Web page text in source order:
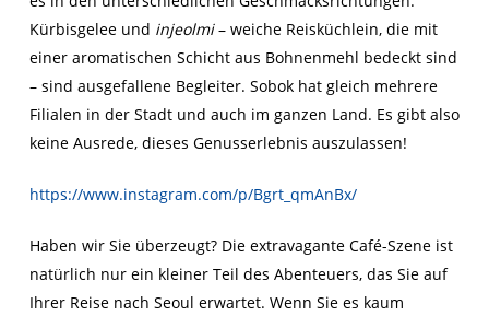
Kürbisgelee und injeolmi– weiche Reisküchlein, die mit
einer aromatischen Schicht aus Bohnenmehl bedeckt sind
– sind ausgefallene Begleiter. Sobok hat gleich mehrere
Filialen in der Stadt und auch im ganzen Land. Es gibt also
keine Ausrede, dieses Genusserlebnis auszulassen!
https://www.instagram.com/p/Bgrt_qmAnBx/
Haben wir Sie überzeugt? Die extravagante Café-Szene ist
natürlich nur ein kleiner Teil des Abenteuers, das Sie auf
Ihrer Reise nach Seoul erwartet. Wenn Sie es kaum